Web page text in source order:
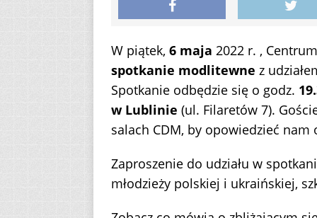
W piątek, 6 maja 2022 r. ,
spotkanie modlitewne z
Spotkanie odbędzie się o godz.
w Lublinie (ul. Filaretów 7).
salach CDM, by opowiedzieć
Zaproszenie do udziału w
młodzieży polskiej i ukraińskiej,